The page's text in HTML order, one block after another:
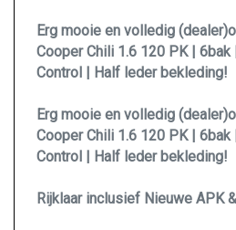
Sportstoelen
Stuur leder
Stuur verstelbaar
Stuurbekrachtiging
Toerenteller
Exterieur
Erg mooie en volledig
Cooper Chili 1.6 120 PK |
Control | Half leder bekleding!
Erg mooie en volledig
Cooper Chili 1.6 120 PK |
Control | Half leder bekleding!
Rijklaar inclusief Nieuwe APK